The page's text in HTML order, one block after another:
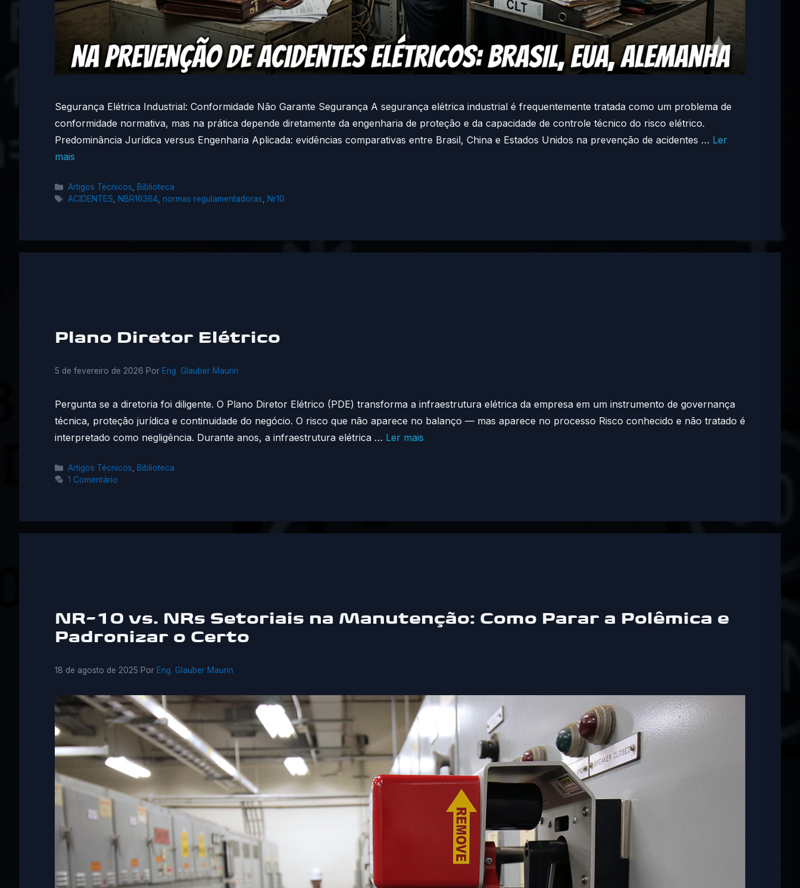
Segurança Elétrica Industrial: Conformidade Não Garante Segurança A segurança elétrica industrial é frequentemente tratada como um problema de
conformidade normativa, mas na prática depende diretamente da engenharia de proteção e da capacidade de controle técnico do risco elétrico.
Predominância Jurídica versus Engenharia Aplicada: evidências comparativas entre Brasil, China e Estados Unidos na prevenção de acidentes … Ler
mais
Categorias
Artigos Técnicos
Biblioteca
Tags
ACIDENTES NBR16384, normas regulamentadoras Nr10
Plano Diretor Elétrico
5 de fevereiro de 2026 Por Eng. Glauber Maurin
Pergunta se a diretoria foi diligente. O Plano Diretor Elétrico (PDE) transforma a infraestrutura elétrica da empresa em um instrumento de governança
técnica, proteção jurídica e continuidade do negócio. O risco que não aparece no balanço — mas aparece no processo Risco conhecido e não tratado é
interpretado como negligência. Durante anos, a infraestrutura elétrica … Ler mais
Categorias
Artigos Técnicos, Biblioteca
1 Comentário
NR-10 vs. NRs Setoriais na Manutenção: Como Parar a Polêmica e
Padronizar o Certo
18 de agosto de 2025 Por Eng. Glauber Maurin